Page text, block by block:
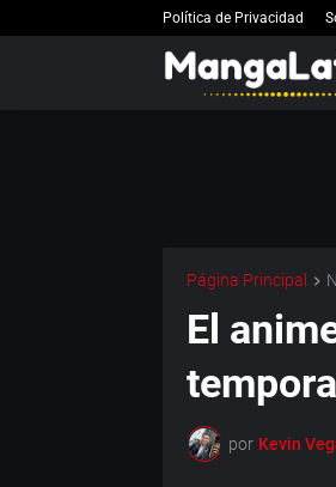
Política de Privacidad
Página Principal
El
por Kevin